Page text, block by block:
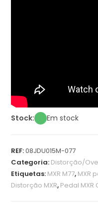
Stock: Em stock
REF:08JDU015M-077
Categoria: Distorção/
Etiquetas: MXR M77, MXR
Distorção MXR, Pedal MXR